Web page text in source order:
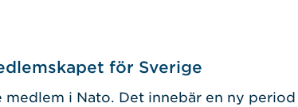
för Sverige
medlem i Nato. Det innebär en ny period